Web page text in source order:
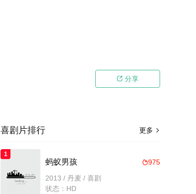
 分享
更多 
喜剧片排行
1
975
蚂蚁男孩
2013 / 丹麦 / 喜剧
状态：HD